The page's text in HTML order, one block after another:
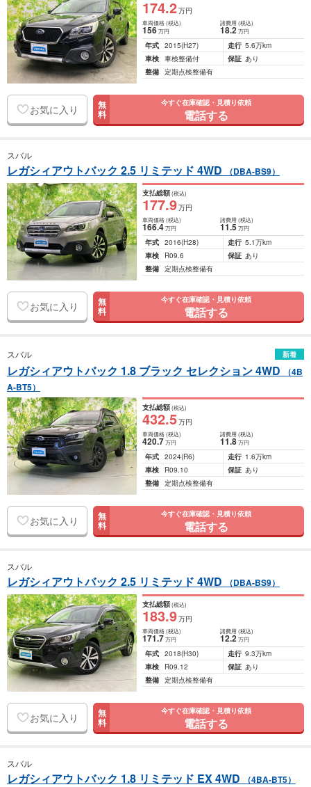
174.2万円
車両価格(税込)
156万円
諸費用 (税込)
18.2 万円
年式 2015(H27) 走行 5.6万km
車検 車検整備付 保証 あり
整備 定期点検整備有
お気に入り 無
料
今すぐ在庫確認・見積り依頼
電話する
スバル
レガシィアウトバック 2.5 リミテッド 4WD （DBA-BS9）
支払総額(税込)
177.9万円
車両価格(税込)
166.4万円
諸費用 (税込)
11.5 万円
年式 2016(H28) 走行 5.1万km
車検
R09.6 保証 あり
整備 定期点検整備有
お気に入り 無
料
今すぐ在庫確認・見積り依頼
電話する
スバル 新着
レガシィアウトバック 1.8 ブラック セレクション 4WD
（4B
A-BT5）
支払総額(税込)
432.5万円
車両価格(税込)
420.7万円
諸費用 (税込)
11.8 万円
年式 2024(R6) 走行 1.6万km
車検
R09.10 保証 あり
整備 定期点検整備有
お気に入り 無
料
今すぐ在庫確認・見積り依頼
電話する
スバル
レガシィアウトバック 2.5 リミテッド 4WD （DBA-BS9）
支払総額(税込)
183.9万円
車両価格(税込)
171.7万円
諸費用 (税込)
12.2 万円
年式 2018(H30) 走行 9.3万km
車検
R09.12 保証 あり
整備 定期点検整備有
お気に入り 無
料
今すぐ在庫確認・見積り依頼
電話する
スバル
レガシィアウトバック 1.8 リミテッド EX 4WD （4BA-BT5）